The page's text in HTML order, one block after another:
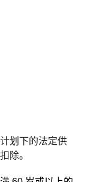
划下的法定供
除。